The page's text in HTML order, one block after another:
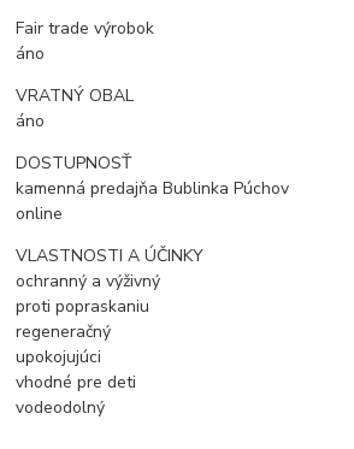
Fair trade výrobok
áno
VRATNÝ OBAL
áno
DOSTUPNOSŤ
kamenná predajňa Bublinka Púchov
online
VLASTNOSTI A ÚČINKY
ochranný a výživný
proti popraskaniu
regeneračný
upokojujúci
vhodné pre deti
vodeodolný